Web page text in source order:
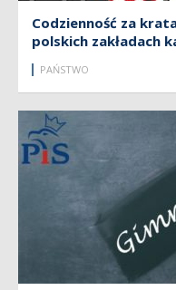
Codzienność za
polskich zakładach
PAŃSTWO